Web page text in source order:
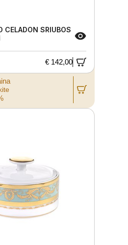
CELADON SRIUBOS
€ 142,00